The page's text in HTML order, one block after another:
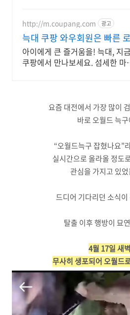
http://m.coupang.com 광고
늑대 쿠팡 와우회원은 빠른
배송
아이에게 큰 즐거움을! 늑대, 지금
쿠팡에서 만나보세요. 섬세한 마
요즘 대전에서 가장 많이
바로 오월드 늑
“오월드늑구 잡혔나요”
실시간으로 올라올 정도
관심을 가지고 있
드디어 기다리던 소식
탈출 이후 행방이 묘
4월 17일 새
무사히 생포되어 오월드